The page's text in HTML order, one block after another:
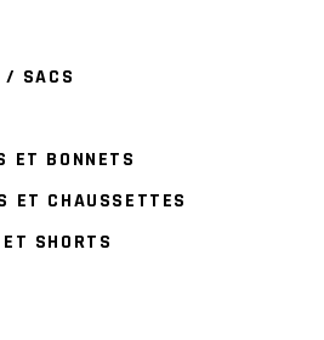
/ SACS
ET BONNETS
ET CHAUSSETTES
SHORTS